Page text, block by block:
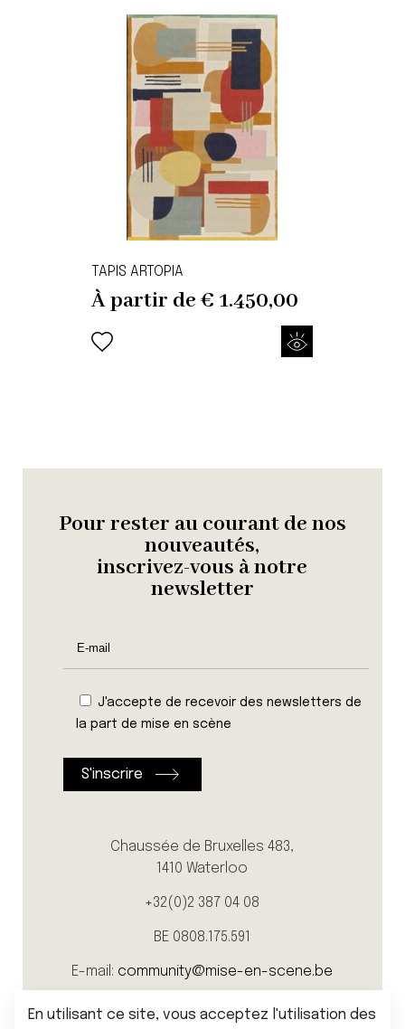
TAPIS ARTOPIA
À partir de€ 1.450,00
Pour rester au courant de nos
nouveautés,
inscrivez-vous à notre
newsletter
J'accepte de recevoir des newsletters de
la part de mise en scène
Chaussée de Bruxelles 483,
1410 Waterloo
+32(0)2 387 04 08
BE 0808.175.591
E-mail: community@mise-en-scene.be
En utilisant ce site, vous acceptez l'utilisation des